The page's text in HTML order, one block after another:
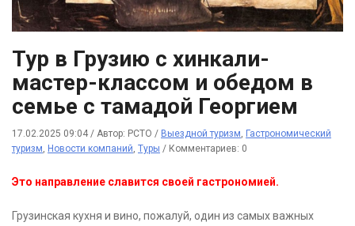
Тур в Грузию с хинкали-
мастер-классом и обедом в
семье с тамадой Георгием
17.02.2025 09:04 / Автор: РСТО / Выездной туризм, Гастрономический
туризм, Новости компаний, Туры / Комментариев: 0
Это направление славится своей гастрономией.
Грузинская кухня и вино, пожалуй, один из самых важных